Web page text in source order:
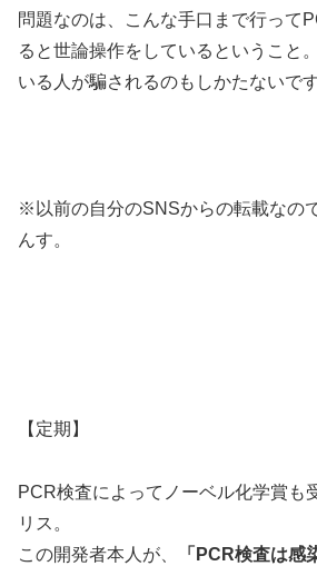
問題なのは、こんな手口まで行って
ると世論操作をしているということ
いる人が騙されるのもしかたないです
※以前の自分のSNSからの転載なの
んす。
【定期】
PCR検査によってノーベル化学賞も
リス。
この開発者本人が、
「PCR検査は感